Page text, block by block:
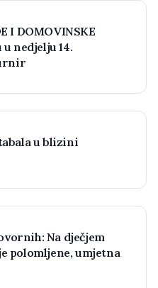
I DOMOVINSKE
u nedjelju 14.
u blizini
Na dječjem
polomljene, umjetna